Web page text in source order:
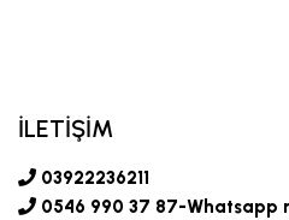
İLETİŞİM
03922236211
0546 990 37 87-Whatsapp